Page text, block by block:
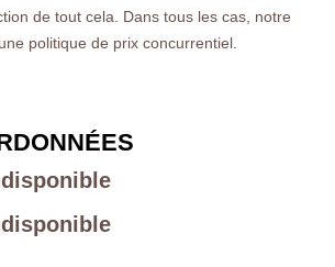
de tout cela. Dans tous les cas, notre
politique de prix concurrentiel.